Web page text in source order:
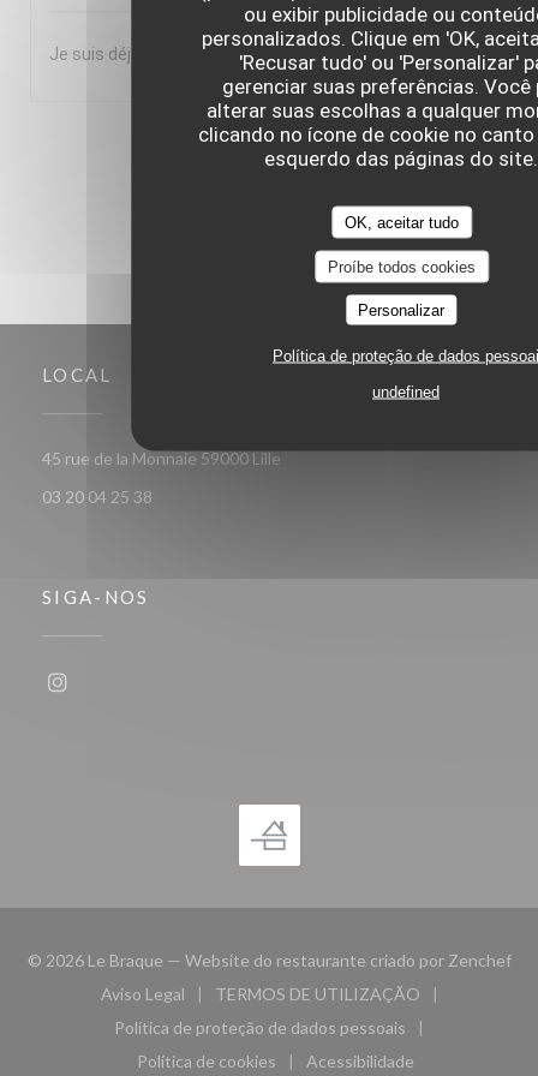
ou exibir publicidade ou
personalizados. Clique em 'OK,
'Recusar tudo' ou 'Personalizar'
gerenciar suas preferências. Você
alterar suas escolhas a qualquer
clicando no ícone de cookie no
esquerdo das páginas do site.
OK, aceitar tudo
Proíbe todos cookies
Personalizar
Política de proteção de dados
undefined
Je suis déjà venu 5 à 6 fois et je reviendrais. Je le recommande
1 2 3
LOCAL
45 rue de la Monnaie 59000 Lille((abre numa nova janela))
03 20 04 25 38
SIGA-NOS
© 2026 Le Braque — Website do restaurante criado por Zenchef
Aviso Legal
((abre numa nova janela))
TERMOS DE UTILIZAÇÃO
((abre numa nova janela))
Política de proteção de dados pessoais
((abre numa nova janela))
Política de cookies
Acessibilidade